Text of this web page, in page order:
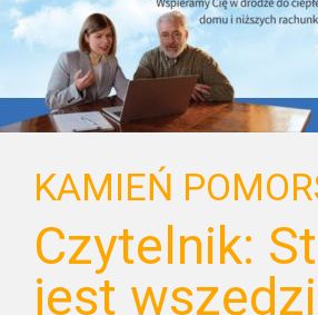
KAMIEŃ
Czytelnik:
jest